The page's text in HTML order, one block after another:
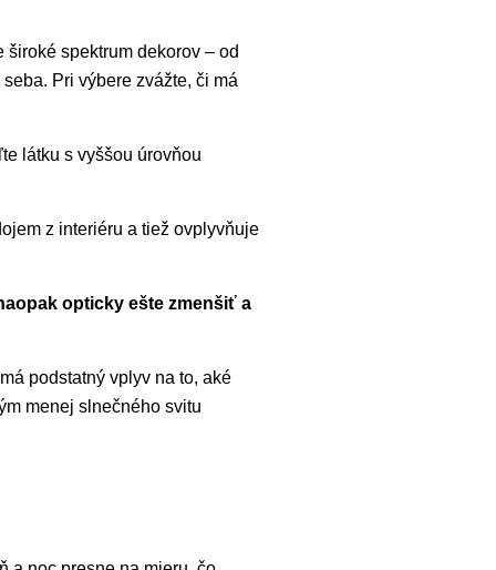
spektrum dekorov – od
Pri výbere zvážte, či má
látku s vyššou úrovňou
z interiéru a tiež ovplyvňuje
opticky ešte zmenšiť a
podstatný vplyv na to, aké
menej slnečného svitu